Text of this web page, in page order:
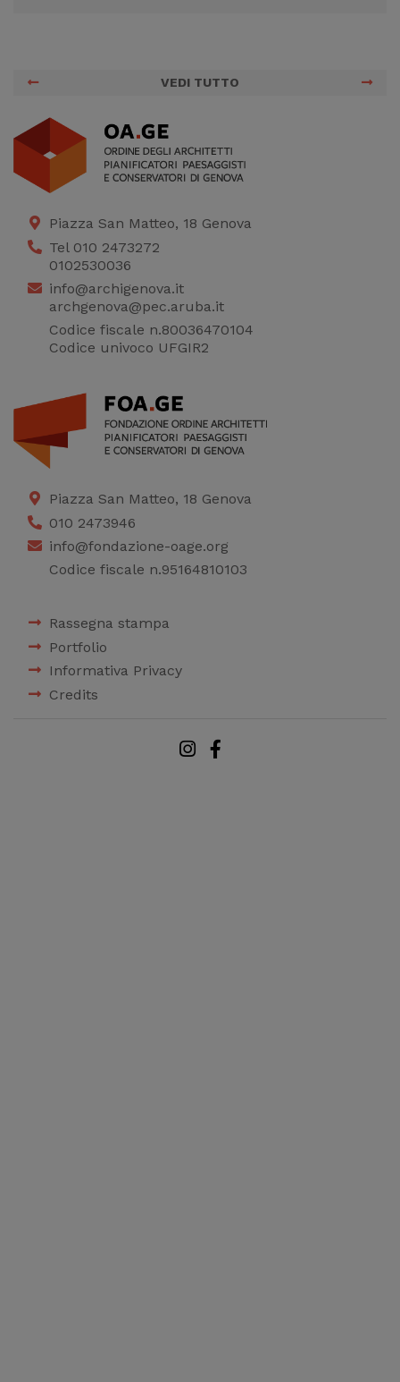
VEDI TUTTO
Piazza San Matteo, 18 Genova
Tel 010 2473272
0102530036
info@archigenova.it
archgenova@pec.aruba.it
Codice fiscale n.80036470104
Codice univoco UFGIR2
Piazza San Matteo, 18 Genova
010 2473946
info@fondazione-oage.org
Codice fiscale n.95164810103
Rassegna stampa
Portfolio
Informativa Privacy
Credits